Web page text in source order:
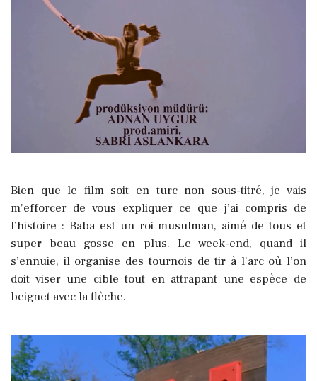
Bien que le film soit en turc non sous-titré, je vais
m'efforcer de vous expliquer ce que j’ai compris de
l’histoire : Baba est un roi musulman, aimé de tous et
super beau gosse en plus. Le week-end, quand il
s’ennuie, il organise des tournois de tir à l’arc où l’on
doit viser une cible tout en attrapant une espèce de
beignet avec la flèche.